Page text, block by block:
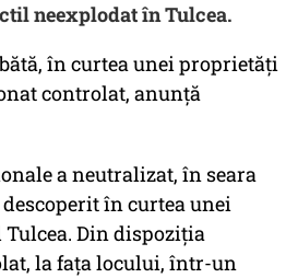
neexplodat în Tulcea.
în curtea unei proprietăţi
controlat, anunţă
a neutralizat, în seara
în curtea unei
Din dispoziţia
la faţa locului, într-un